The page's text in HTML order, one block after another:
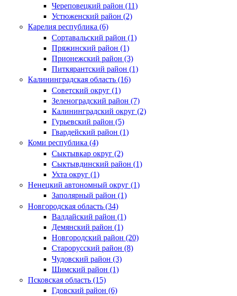
Череповецкий район (11)
Устюженский район (2)
Карелия республика (6)
Сортавальский район (1)
Пряжинский район (1)
Прионежский район (3)
Питкярантский район (1)
Калининградская область (16)
Советский округ (1)
Зеленоградский район (7)
Калининградский округ (2)
Гурьевский район (5)
Гвардейский район (1)
Коми республика (4)
Сыктывкар округ (2)
Сыктывдинский район (1)
Ухта округ (1)
Ненецкий автономный округ (1)
Заполярный район (1)
Новгородская область (34)
Валдайский район (1)
Демянский район (1)
Новгородский район (20)
Старорусский район (8)
Чудовский район (3)
Шимский район (1)
Псковская область (15)
Гдовский район (6)